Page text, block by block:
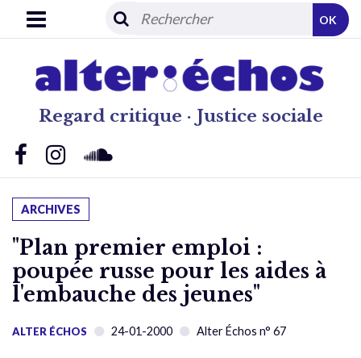
Regard critique · Justice sociale
OK
ARCHIVES
"Plan premier emploi :
poupée russe pour les aides à
l'embauche des jeunes"
ALTER ÉCHOS 24-01-2000 Alter Échos n° 67